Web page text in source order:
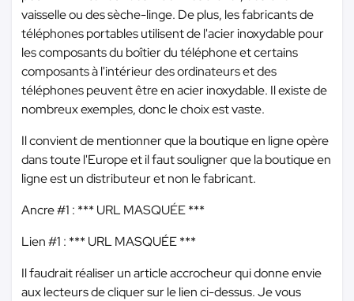
vaisselle ou des sèche-linge. De plus, les fabricants de
téléphones portables utilisent de l'acier inoxydable pour
les composants du boîtier du téléphone et certains
composants à l'intérieur des ordinateurs et des
téléphones peuvent être en acier inoxydable. Il existe de
nombreux exemples, donc le choix est vaste.
Il convient de mentionner que la boutique en ligne opère
dans toute l'Europe et il faut souligner que la boutique en
ligne est un distributeur et non le fabricant.
Ancre #1 : *** URL MASQUÉE ***
Lien #1 : *** URL MASQUÉE ***
Il faudrait réaliser un article accrocheur qui donne envie
aux lecteurs de cliquer sur le lien ci-dessus. Je vous